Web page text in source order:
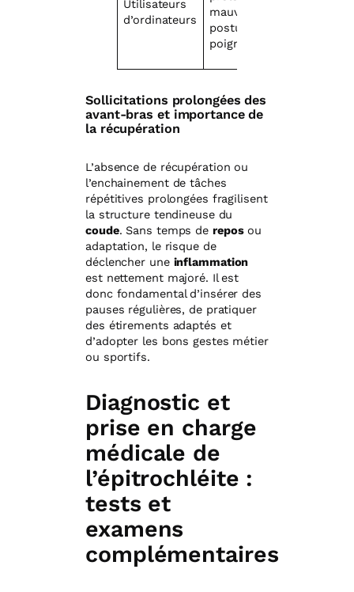
Utilisateurs
d’ordinateurs
mauvaise
posture de
poignet
Sollicitations prolongées des
avant-bras et importance de
la récupération
L’absence de récupération ou
l’enchainement de tâches
répétitives prolongées fragilisent
la structure tendineuse du
coude. Sans temps de reposou
adaptation, le risque de
déclencher une inflammation
est nettement majoré. Il est
donc fondamental d’insérer des
pauses régulières, de pratiquer
des étirements adaptés et
d’adopter les bons gestes métier
ou sportifs.
Diagnostic et
prise en charge
médicale de
l’épitrochléite :
tests et
examens
complémentaires